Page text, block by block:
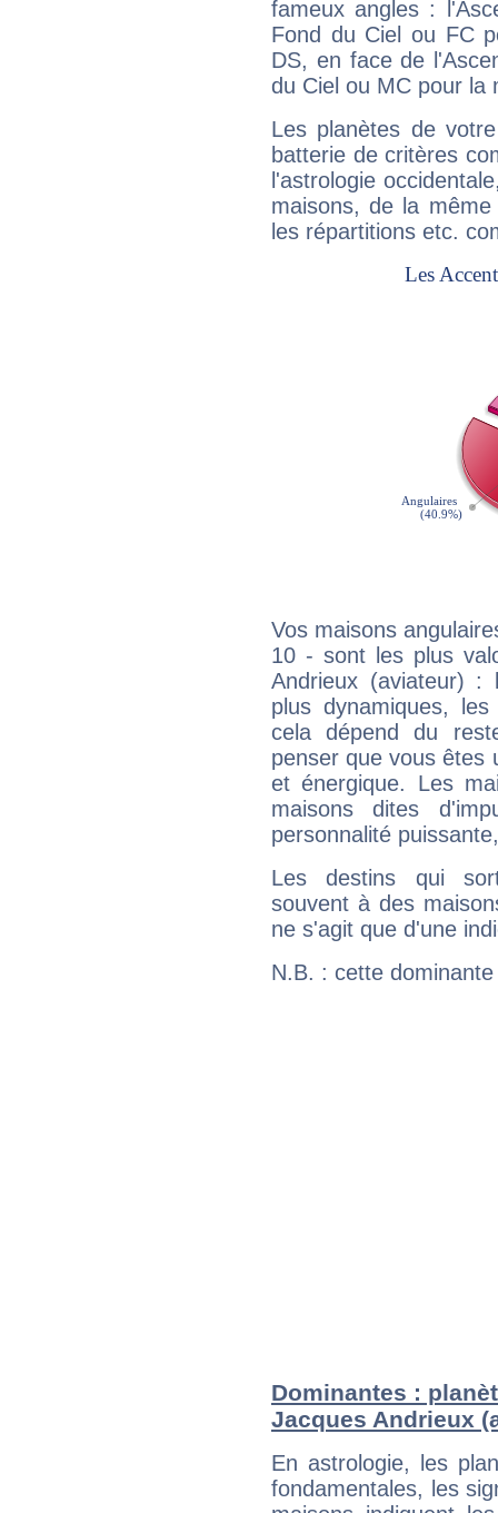
fameux angles :
Fond du Ciel ou FC
DS, en face de
du Ciel ou MC pour la
Les planètes de
batterie de critères
l'astrologie
maisons, de la
les répartitions etc.
Vos maisons
10 - sont les plus
Andrieux (aviateur) :
plus dynamiques,
cela dépend du
penser que vous êtes
et énergique. Les
maisons dites
personnalité
Les destins qui
souvent à des
ne s'agit que d'une
N.B. : cette
Dominantes :
Jacques Andrieux
En astrologie, les
fondamentales, les